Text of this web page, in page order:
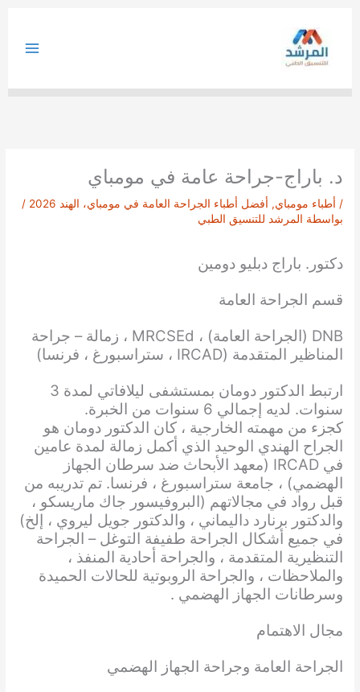
د. باراج-جراحة عامة في مومباي
/ أطباء مومباي, أفضل أطباء الجراحة العامة في مومباي، الهند 2026
/
بواسطة المرشد للتنسيق الطبي
دكتور. باراج دبليو دومين
قسم الجراحة العامة
DNB (الجراحة العامة) ، MRCSEd ، زمالة – جراحة
المناظير المتقدمة (IRCAD ، ستراسبورغ ، فرنسا)
ارتبط الدكتور دومان بمستشفى ليلافاتي لمدة 3
سنوات. لديه إجمالي 6 سنوات من الخبرة.
كجزء من مهمته الخارجية ، كان الدكتور دومان هو
الجراح الهندي الوحيد الذي أكمل زمالة لمدة عامين
في IRCAD (معهد الأبحاث ضد سرطان الجهاز
الهضمي) ، جامعة ستراسبورغ ، فرنسا. تم تدريبه من
قبل رواد في مجالاتهم (البروفيسور جاك ماريسكو ،
والدكتور برنارد داليماني ، والدكتور جويل ليروي ، إلخ)
في جميع أشكال الجراحة طفيفة التوغل – الجراحة
التنظيرية المتقدمة ، والجراحة أحادية المنفذ ،
والملاحظات ، والجراحة الروبوتية للحالات الحميدة
وسرطانات الجهاز الهضمي .
مجال الاهتمام
الجراحة العامة وجراحة الجهاز الهضمي